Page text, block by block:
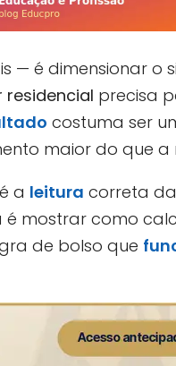
— é dimensionar o
precisa
costuma ser
maior do que a
a leitura correta
mostrar como
de bolso que